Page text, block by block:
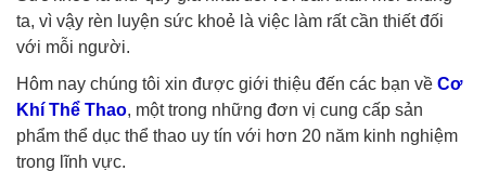
ta, vì vậy rèn luyện sức khoẻ là việc làm rất cần thiết đối
với mỗi người.
Hôm nay chúng tôi xin được giới thiệu đến các bạn về Cơ
Khí Thể Thao, một trong những đơn vị cung cấp sản
phẩm thể dục thể thao uy tín với hơn 20 năm kinh nghiệm
trong lĩnh vực.